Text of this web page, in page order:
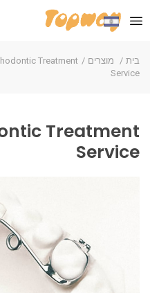
בית מוצרים
Treatment
Service
Treatment
Service